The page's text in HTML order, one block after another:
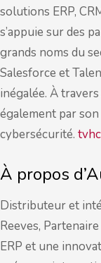
solutions ERP,
s’appuie sur des
grands noms du
Salesforce et
inégalée. À
également par
cybersécurité.
À propos
Distributeur et
Reeves,
ERP et une